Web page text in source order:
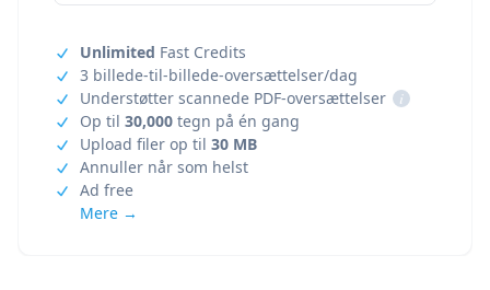
Unlimited Fast Credits
3 billede-til-billede-oversættelser/dag
Understøtter scannede PDF-oversættelser
i
Op til 30,000 tegn på én gang
Upload filer op til 30 MB
Annuller når som helst
Ad free
Mere →